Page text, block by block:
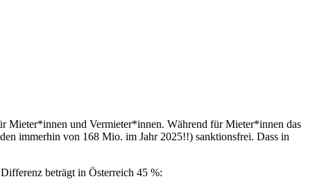
Mieter*innen und Vermieter*innen. Während für Mieter*innen das
immerhin von 168 Mio. im Jahr 2025!!) sanktionsfrei. Dass in
beträgt in Österreich 45 %: